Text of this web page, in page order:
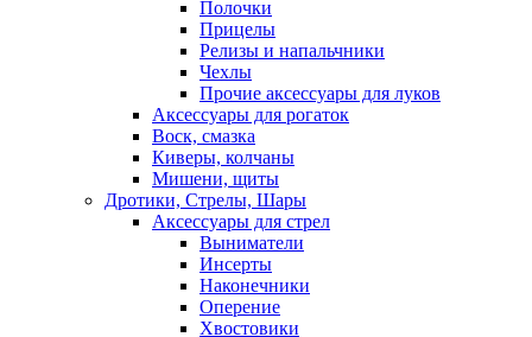
Полочки
Прицелы
Релизы и напальчники
Чехлы
Прочие аксессуары для луков
Аксессуары для рогаток
Воск, смазка
Киверы, колчаны
Мишени, щиты
Дротики, Стрелы, Шары
Аксессуары для стрел
Выниматели
Инсерты
Наконечники
Оперение
Хвостовики